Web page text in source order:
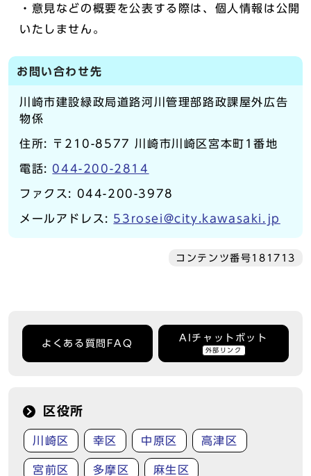
・意見などの概要を公表する際は、個人情報は公開
いたしません。
お問い合わせ先
川崎市建設緑政局道路河川管理部路政課屋外広告
物係
住所: 〒210-8577 川崎市川崎区宮本町1番地
電話: 044-200-2814
ファクス: 044-200-3978
メールアドレス: 53rosei@city.kawasaki.jp
コンテンツ番号181713
よくある質問FAQ
AIチャットボット
外部リンク
区役所
川崎区 幸区 中原区 高津区
宮前区 多摩区 麻生区